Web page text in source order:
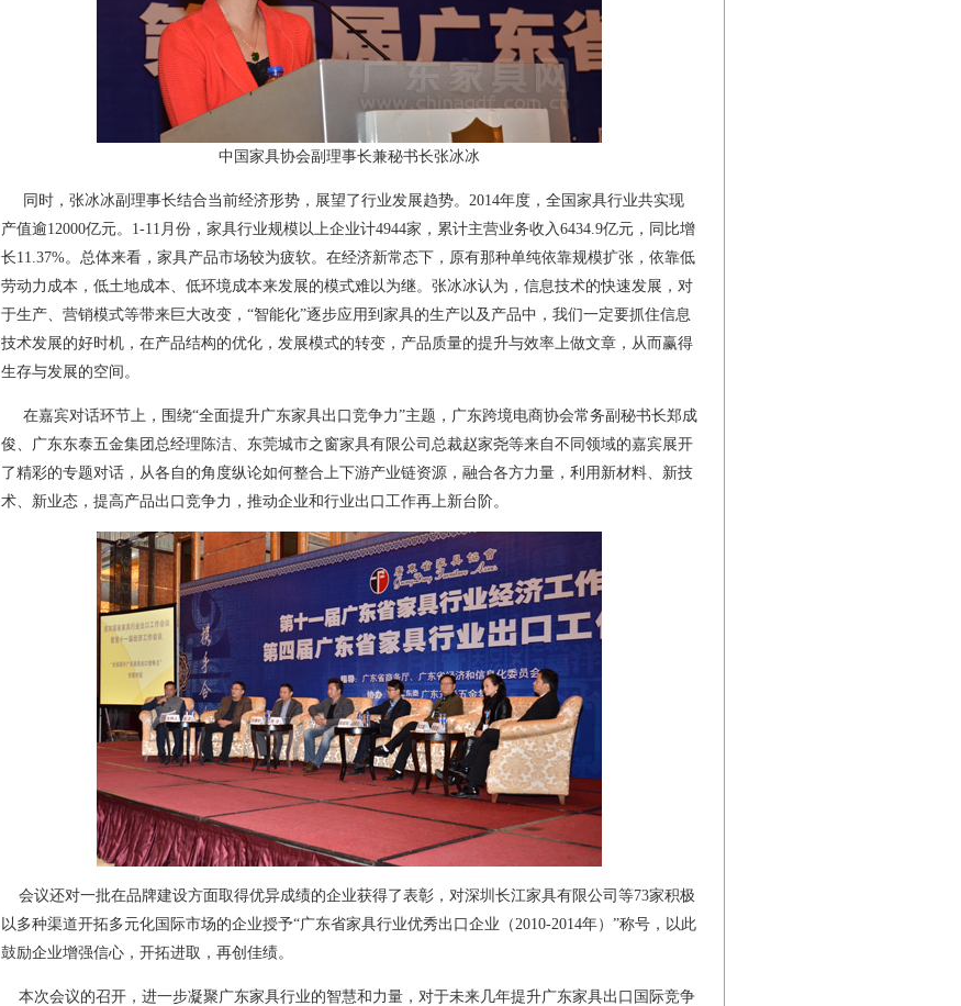
中国家具协会副理事长兼秘书长张冰冰
同时，张冰冰副理事长结合当前经济形势，展望了行业发展趋势。2014年度，全国家具行业共实现
产值逾12000亿元。1-11月份，家具行业规模以上企业计4944家，累计主营业务收入6434.9亿元，同比增
长11.37%。总体来看，家具产品市场较为疲软。在经济新常态下，原有那种单纯依靠规模扩张，依靠低
劳动力成本，低土地成本、低环境成本来发展的模式难以为继。张冰冰认为，信息技术的快速发展，对
于生产、营销模式等带来巨大改变，“智能化”逐步应用到家具的生产以及产品中，我们一定要抓住信息
技术发展的好时机，在产品结构的优化，发展模式的转变，产品质量的提升与效率上做文章，从而赢得
生存与发展的空间。
在嘉宾对话环节上，围绕“全面提升广东家具出口竞争力”主题，广东跨境电商协会常务副秘书长郑成
俊、广东东泰五金集团总经理陈洁、东莞城市之窗家具有限公司总裁赵家尧等来自不同领域的嘉宾展开
了精彩的专题对话，从各自的角度纵论如何整合上下游产业链资源，融合各方力量，利用新材料、新技
术、新业态，提高产品出口竞争力，推动企业和行业出口工作再上新台阶。
会议还对一批在品牌建设方面取得优异成绩的企业获得了表彰，对深圳长江家具有限公司等73家积极
以多种渠道开拓多元化国际市场的企业授予“广东省家具行业优秀出口企业（2010-2014年）”称号，以此
鼓励企业增强信心，开拓进取，再创佳绩。
本次会议的召开，进一步凝聚广东家具行业的智慧和力量，对于未来几年提升广东家具出口国际竞争